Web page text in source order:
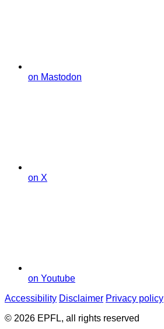
on Mastodon
on X
on Youtube
Accessibility Disclaimer Privacy policy
© 2026 EPFL, all rights reserved